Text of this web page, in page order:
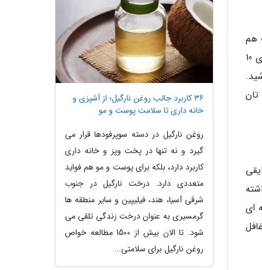
هم
بزنید. حال یک قاشق شکر به مواد داخل کاسه اضافه کنید. مجدد مواد داخل کاسه را با هم زن، بزنید. سپس کاسه را برای 10
تان
ای
36 کاربرد جالب روغن نارگیل؛ از آشپزی و
خانه داری تا سلامت پوست و مو
روغن نارگیل در دسته سوپرفودها قرار می
گیرد و نه تنها در پخت وپز و خانه داری
کاربرد دارد، بلکه برای پوست و مو هم فواید
متعددی دارد. درخت نارگیل در جنوب
شرقی آسیا، هند، فیلیپین و سایر منطقه ها
گرمسیری به عنوان درخت زندگی تلقی می
شود. تا الان بیش از 1500 مطالعه خواص
روغن نارگیل برای سلامتی...